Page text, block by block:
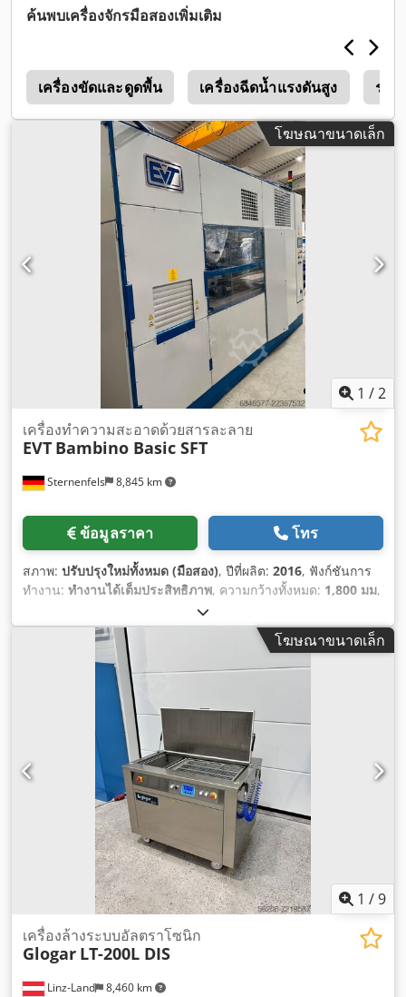
ค้นพบเครื่องจักรมือสองเพิ่มเติม
เครื่องขัดและดูดพื้น เครื่องฉีดน้ำแรงดันสูง ระ
โฆษณาขนาดเล็ก
1 /2
Sternenfels 8,845 km
เครื่องทำความสะอาดด้วยสารละลาย
EVT Bambino Basic SFT
ข้อมูลราคา โทร
สภาพ: ปรับปรุงใหม่ทั้งหมด (มือสอง), ปีที่ผลิต: 2016, ฟังก์ชันการ
ทำงาน: ทำงานได้เต็มประสิทธิภาพ, ความกว้างทั้งหมด: 1,800 มม,
, ความสูงรวม:
โฆษณาขนาดเล็ก
1 /9
Linz-Land 8,460 km
เครื่องล้างระบบอัลตราโซนิก
Glogar LT-200L DIS